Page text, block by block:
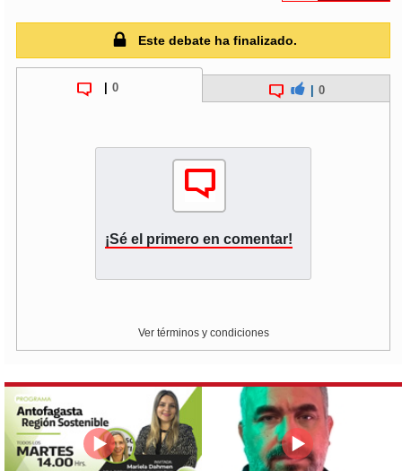
Este debate ha finalizado.
0 0
¡Sé el primero en comentar!
Ver términos y condiciones